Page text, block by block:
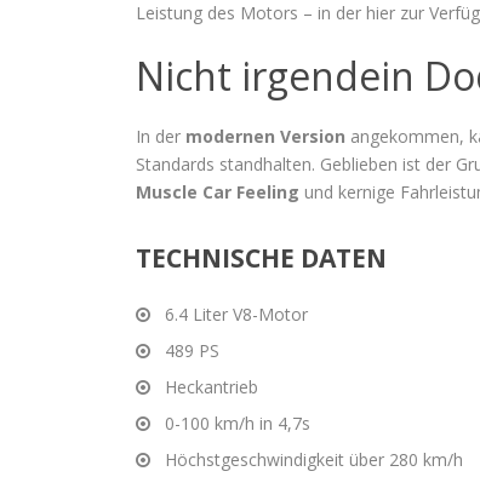
Leistung des Motors – in der hier zur
Nicht irgendein
In der modernen Version angekommen,
Standards standhalten. Geblieben ist der
Muscle Car Feeling und kernige
TECHNISCHE DATEN
6.4 Liter V8-Motor
489 PS
Heckantrieb
0-100 km/h in 4,7s
Höchstgeschwindigkeit über 280 km/h